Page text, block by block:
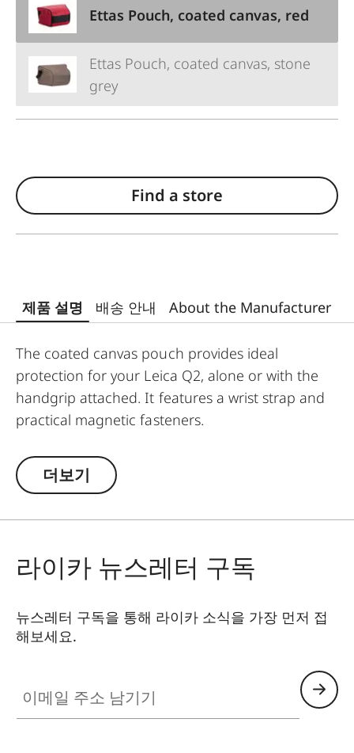
Ettas Pouch, coated canvas, red
Ettas Pouch, coated canvas, stone
grey
Find a store
제품 설명 배송 안내 About the Manufacturer
The coated canvas pouch provides ideal
protection for your Leica Q2, alone or with the
handgrip attached. It features a wrist strap and
practical magnetic fasteners.
더보기
라이카 뉴스레터 구독
뉴스레터 구독을 통해 라이카 소식을 가장 먼저 접
해보세요.